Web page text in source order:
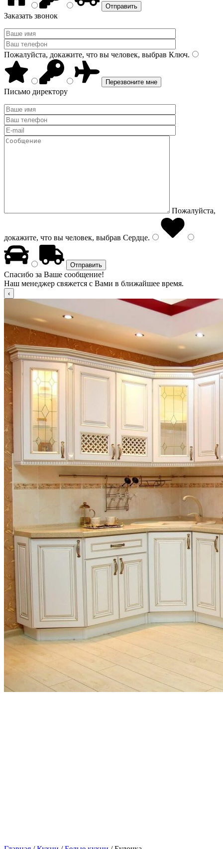
Заказать звонок
Пожалуйста, докажите, что вы человек, выбрав Ключ.
Письмо директору
Пожалуйста,
докажите, что вы человек, выбрав Сердце.
Спасибо за Ваше сообщение!
Наш менеджер свяжется с Вами в ближайшее время.